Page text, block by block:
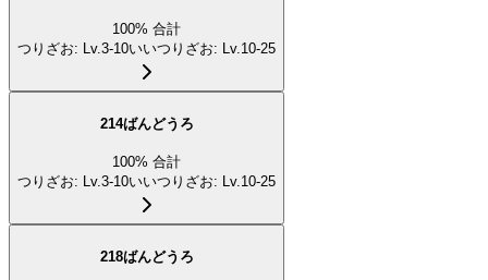
100% 合計
つりざお: Lv.3-10いいつりざお: Lv.10-25
214ばんどうろ
100% 合計
つりざお: Lv.3-10いいつりざお: Lv.10-25
218ばんどうろ